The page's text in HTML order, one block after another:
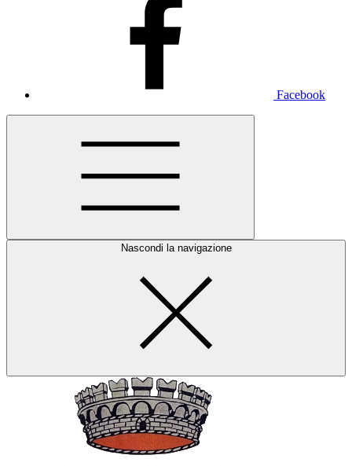
Facebook
Nascondi la navigazione